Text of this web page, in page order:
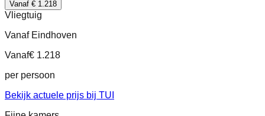
Vanaf € 1.218
Vliegtuig
Vanaf Eindhoven
Vanaf€ 1.218
per persoon
Bekijk actuele prijs bij TUI